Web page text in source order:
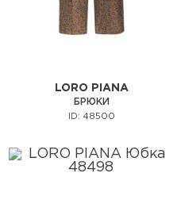
LORO PIANA
БРЮКИ
ID: 48500